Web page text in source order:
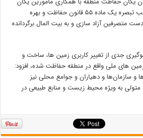
حفاظت منابع طبیعی در قالب تبصره یک ماده ۵۵ قانون حفاظت و بهره
متصرفین آزاد سازی و به بیت المال برگردانده
جدی از تغییر کاربری زمین ها، ساخت و
های ملی واقع در منطقه حفاظت شده، افزود:
و سازمان‌ها و دهیاران و جوامع محلی نیز
متولی به ویژه محیط زیست و منابع طبیعی در